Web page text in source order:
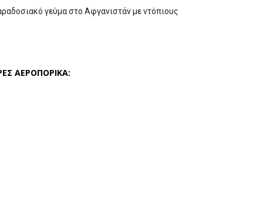
γεύμα στο Αφγανιστάν με ντόπιους
ΑΕΡΟΠΟΡΙΚΑ: